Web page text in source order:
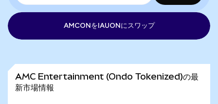
AMCONをIAUONにスワップ
AMC Entertainment (Ondo Tokenized)の最
新市場情報